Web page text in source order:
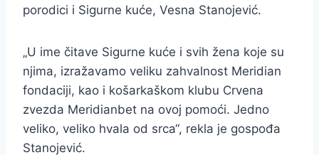
porodici i Sigurne kuće, Vesna Stanojević.
„U ime čitave Sigurne kuće i svih žena koje su
njima, izražavamo veliku zahvalnost Meridian
fondaciji, kao i košarkaškom klubu Crvena
zvezda Meridianbet na ovoj pomoći. Jedno
veliko, veliko hvala od srca“, rekla je gospođa
Stanojević.